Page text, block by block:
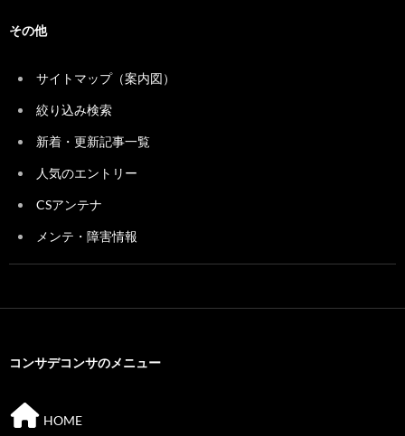
その他
サイトマップ（案内図）
絞り込み検索
新着・更新記事一覧
人気のエントリー
CSアンテナ
メンテ・障害情報
コンサデコンサのメニュー
HOME